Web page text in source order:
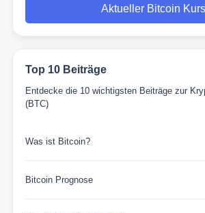
Aktueller Bitcoin Kurs
Top 10 Beiträge
Entdecke die 10 wichtigsten Beiträge zur
(BTC)
Was ist Bitcoin?
Bitcoin Prognose